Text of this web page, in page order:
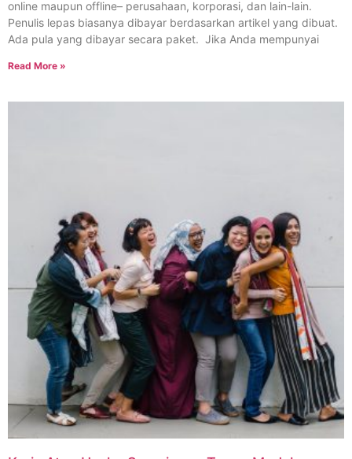
online maupun offline– perusahaan, korporasi, dan lain-lain.
Penulis lepas biasanya dibayar berdasarkan artikel yang dibuat.
Ada pula yang dibayar secara paket. Jika Anda mempunyai
Read More »